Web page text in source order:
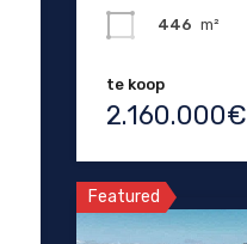
446 m²
te koop
2.160.000€
Featured